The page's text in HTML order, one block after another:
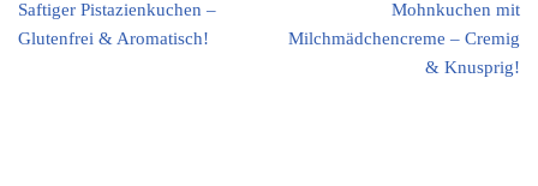
Saftiger Pistazienkuchen –
Glutenfrei & Aromatisch!
Mohnkuchen mit
Milchmädchencreme – Cremig
& Knusprig!